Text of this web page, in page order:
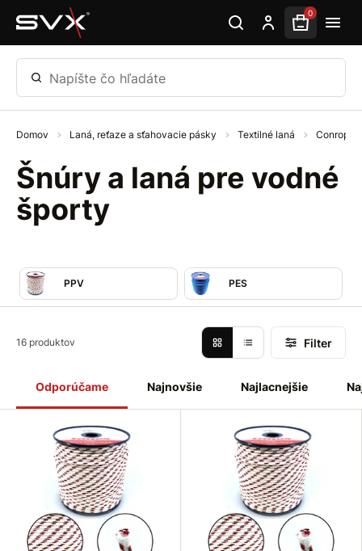
Preskočiť na hlavný obsah 0
Napíšte čo hľadáte
Domov Laná, reťaze a sťahovacie pásky Textilné laná Conrop /
Šnúry a laná pre vodné
športy
PPV PES
Odporúčame Najnovšie Najlacnejšie
16 produktov Filter